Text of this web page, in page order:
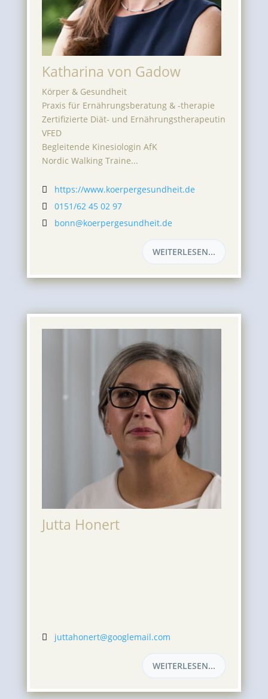
Katharina von Gadow
Körper & Gesundheit
Praxis für Ernährungsberatung & -therapie
Zertifizierte Diät- und Ernährungstherapeutin
VFED
Begleitende Kinesiologin AfK
Nordic Walking Traine...
 https://www.koerpergesundheit.de
 0151/62 45 02 97
 bonn@koerpergesundheit.de
WEITERLESEN...
Jutta Honert
 juttahonert@googlemail.com
WEITERLESEN...